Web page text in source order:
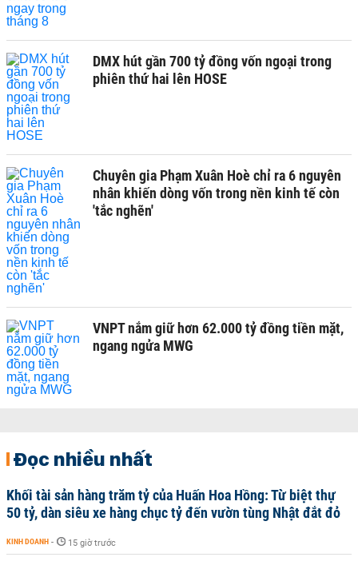
DMX hút gần 700 tỷ đồng vốn ngoại trong
phiên thứ hai lên HOSE
Chuyên gia Phạm Xuân Hoè chỉ ra 6 nguyên
nhân khiến dòng vốn trong nền kinh tế còn
'tắc nghẽn'
VNPT nắm giữ hơn 62.000 tỷ đồng tiền mặt,
ngang ngửa MWG
Đọc nhiều nhất
Khối tài sản hàng trăm tỷ của Huấn Hoa Hồng: Từ biệt thự
50 tỷ, dàn siêu xe hàng chục tỷ đến vườn tùng Nhật đắt đỏ
KINH DOANH - 15 giờ trước